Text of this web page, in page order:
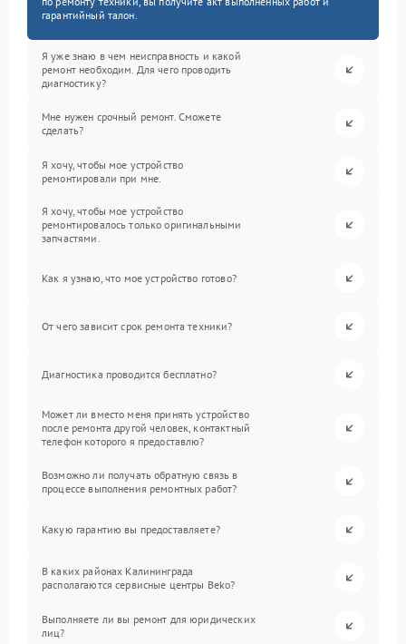
гарантийный талон.
Я уже знаю в чем неисправность и какой
ремонт необходим. Для чего проводить
диагностику?
Мне нужен срочный ремонт. Сможете
сделать?
Я хочу, чтобы мое устройство
ремонтировали при мне.
Я хочу, чтобы мое устройство
ремонтировалось только оригинальными
запчастями.
Как я узнаю, что мое устройство готово?
От чего зависит срок ремонта техники?
Диагностика проводится бесплатно?
Может ли вместо меня принять устройство
после ремонта другой человек, контактный
телефон которого я предоставлю?
Возможно ли получать обратную связь в
процессе выполнения ремонтных работ?
Какую гарантию вы предоставляете?
В каких районах Калининграда
располагаются сервисные центры Beko?
Выполняете ли вы ремонт для юридических
лиц?